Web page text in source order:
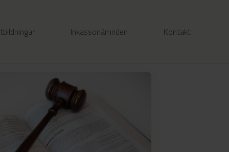
Inkassonämnden Kontakt